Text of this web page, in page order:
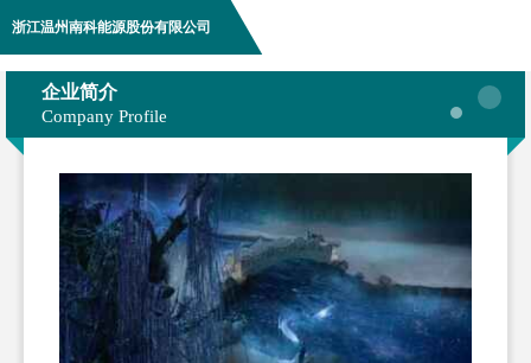
浙江温州南科能源股份有限公司
企业简介
Company Profile